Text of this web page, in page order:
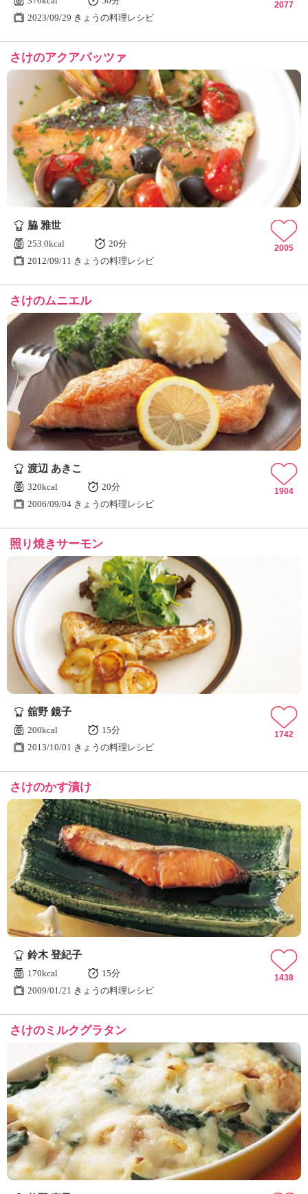
2023/09/29 きょうの料理レシピ
2077
さけのアクアパッツァ
脇 雅世
253.0kcal
20分
2012/09/11 きょうの料理レシピ
2005
さけのムニエル
渡辺 あきこ
320kcal
20分
2006/09/04 きょうの料理レシピ
1904
照り焼きサーモン
舘野 鏡子
200kcal
15分
2013/10/01 きょうの料理レシピ
1742
さけのかす漬け
鈴木 登紀子
170kcal
15分
2009/01/21 きょうの料理レシピ
1438
さけのミルクグラタン